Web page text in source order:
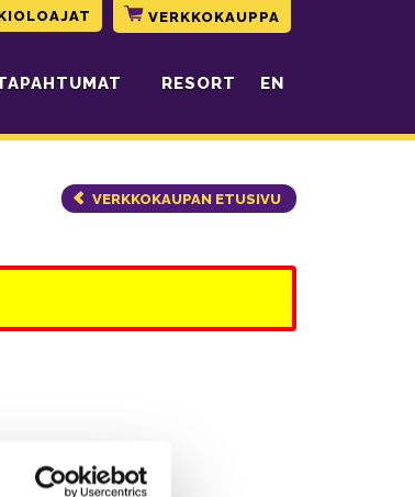
VERKKOKAUPPA
RESORT EN
VERKKOKAUPAN ETUSIVU